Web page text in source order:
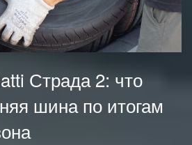
Страда 2: что
шина по итогам